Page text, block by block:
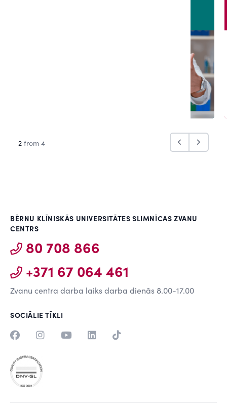
2 from 4
BĒRNU KLĪNISKĀS UNIVERSITĀTES SLIMNĪCAS ZVANU
CENTRS
80 708 866
+371 67 064 461
Zvanu centra darba laiks darba dienās 8.00-17.00
SOCIĀLIE TĪKLI